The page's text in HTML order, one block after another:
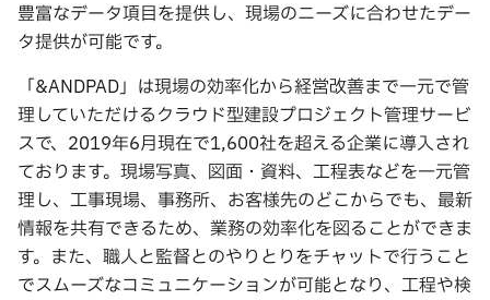
豊富なデータ項目を提供し、現場のニーズに合わせたデー
タ提供が可能です。
「&ANDPAD」は現場の効率化から経営改善まで一元で管
理していただけるクラウド型建設プロジェクト管理サービ
スで、2019年6月現在で1,600社を超える企業に導入され
ております。現場写真、図面・資料、工程表などを一元管
理し、工事現場、事務所、お客様先のどこからでも、最新
情報を共有できるため、業務の効率化を図ることができま
す。また、職人と監督とのやりとりをチャットで行うこと
でスムーズなコミュニケーションが可能となり、工程や検